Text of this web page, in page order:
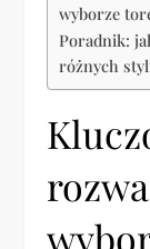
wyborze
Poradnik:
różnych